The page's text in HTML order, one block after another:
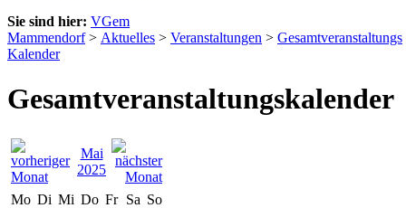
Sie sind hier: VGem
Mammendorf> Aktuelles > Veranstaltungen > Gesamtveranstaltungs
Kalender
Gesamtveranstaltungskalender
Mai
2025
Mo Di Mi Do Fr Sa So